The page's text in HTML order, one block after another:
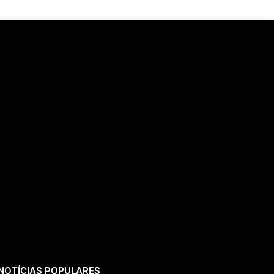
POPULARES